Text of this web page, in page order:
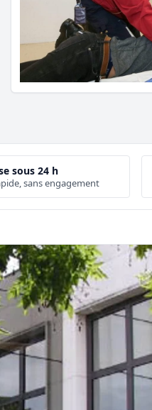
sous 24 h
sans engagement